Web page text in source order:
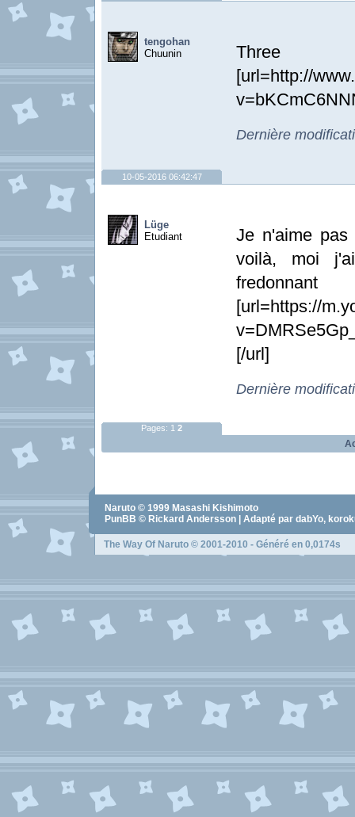
tengohan
Chuunin
[url=http://
Dernière
10-05-2016 06:42:47
Lüge
Etudiant
Je n'aime pas
voilà, moi
fredonnant
[url=https://
[/url]
Dernière
Pages: 1 2
Naruto © 1999 Masashi Kishimoto
PunBB © Rickard Andersson | Adapté par dabYo,
The Way Of Naruto © 2001-2010 - Généré en 0,0174s